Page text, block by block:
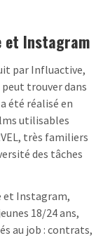
et Instagram
par Influactive,
trouver dans
été réalisé en
utilisables
très familiers
des tâches
et Instagram,
18/24 ans,
au job : contrats,